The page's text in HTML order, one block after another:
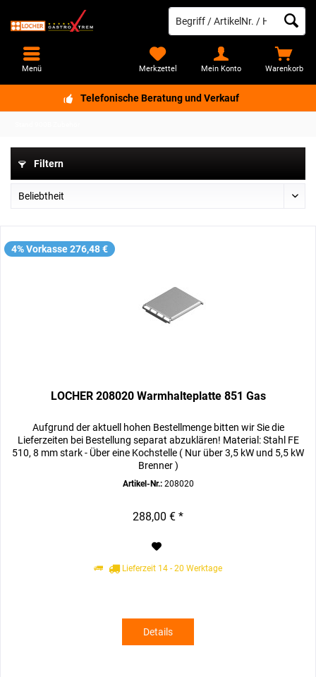
Telefonische Beratung und Verkauf
Warenkorb
Merkzettel Mein Konto
Menü
Filtern
4% Vorkasse 276,48 €
LOCHER 208020 Warmhalteplatte 851 Gas
Aufgrund der aktuell hohen Bestellmenge bitten wir Sie die
Lieferzeiten bei Bestellung separat abzuklären! Material: Stahl FE
510, 8 mm stark - Über eine Kochstelle ( Nur über 3,5 kW und 5,5 kW
Brenner )
Artikel-Nr.:208020
288,00 € *
Lieferzeit 14 - 20 Werktage
Details